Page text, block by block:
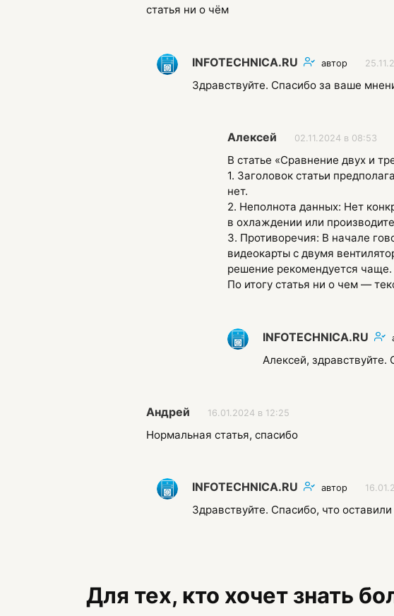
статья ни о чём
INFOTECHNICA.RU автор
Здравствуйте. Спасибо за ваше
Алексей 02.11.2024 в 08:53
В статье «Сравнение двух и
1. Заголовок статьи
нет.
2. Неполнота данных: Нет
в охлаждении или
3. Противоречия: В начале
видеокарты с двумя
решение рекомендуется чаще.
По итогу статья ни о чем —
INFOTECHNICA.RU
Алексей,
Андрей 16.01.2024 в 12:25
Нормальная статья, спасибо
INFOTECHNICA.RU автор
Здравствуйте. Спасибо, что
Для тех, кто хочет знать